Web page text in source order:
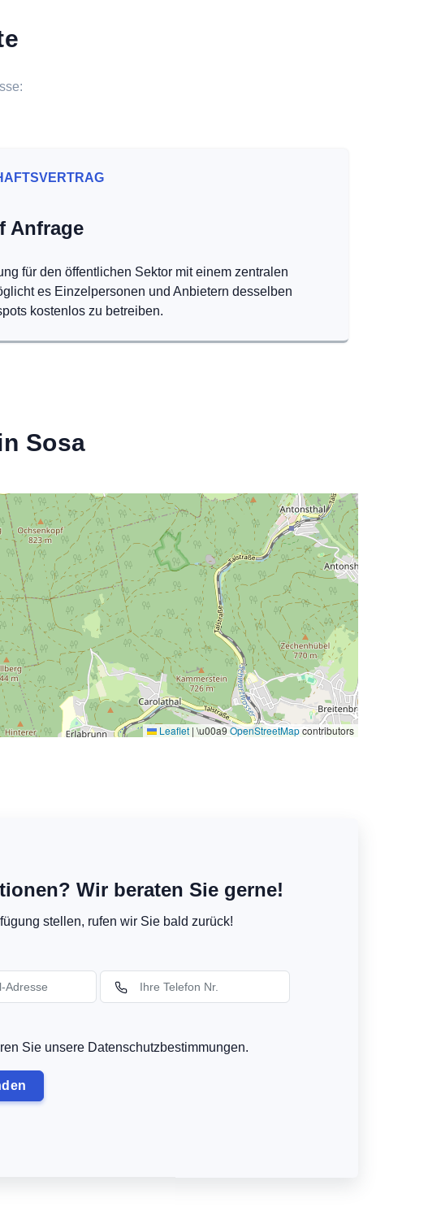
Anfrage
für den öffentlichen Sektor mit einem zentralen
es Einzelpersonen und Anbietern desselben
kostenlos zu betreiben.
Sosa
Leaflet | \u00a9OpenStreetMapcontributors
Wir beraten Sie gerne!
stellen, rufen wir Sie bald zurück!
Sie unsere Datenschutzbestimmungen.